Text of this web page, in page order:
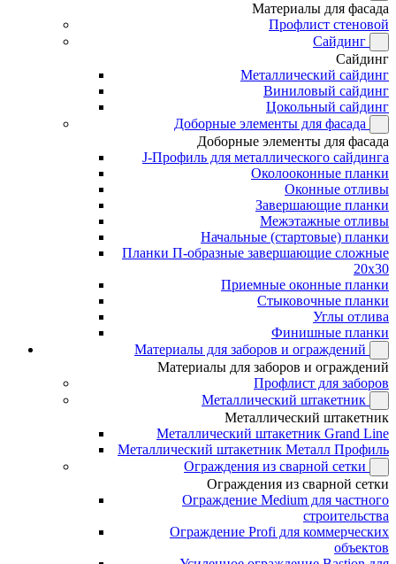
Материалы для фасада
Профлист стеновой
Сайдинг
Сайдинг
Металлический сайдинг
Виниловый сайдинг
Цокольный сайдинг
Доборные элементы для фасада
Доборные элементы для фасада
J-Профиль для металлического сайдинга
Околооконные планки
Оконные отливы
Завершающие планки
Межэтажные отливы
Начальные (стартовые) планки
Планки П-образные завершающие сложные
20x30
Приемные оконные планки
Стыковочные планки
Углы отлива
Финишные планки
Материалы для заборов и ограждений
Материалы для заборов и ограждений
Профлист для заборов
Металлический штакетник
Металлический штакетник
Металлический штакетник Grand Line
Металлический штакетник Металл Профиль
Ограждения из сварной сетки
Ограждения из сварной сетки
Ограждение Medium для частного
строительства
Ограждение Profi для коммерческих
объектов